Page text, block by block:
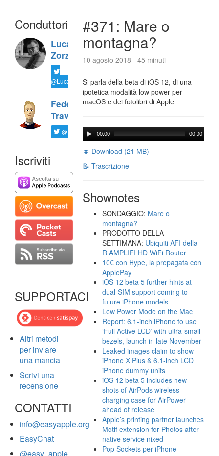
Conduttori
Luca
Zorzi
@LucaTNT
Federico
Travaini
@ftrava
Iscriviti
SUPPORTACI
Altri metodi
per inviare
una mancia
Scrivi una
recensione
CONTATTI
info@easyapple.org
EasyChat
@easy_apple
#371: Mare o
montagna?
10 agosto 2018 - 45 minuti
Si parla della beta di iOS 12, di una
ipotetica modalità low power per
macOS e dei fotolibri di Apple.
00:00 00:00
⏬ Download (21 MB)
📝 Trascrizione
Shownotes
SONDAGGIO: Mare o
montagna?
PRODOTTO DELLA
SETTIMANA: Ubiquiti AFI della
R AMPLIFI HD WiFi Router
10€ con Hype, la prepagata con
ApplePay
iOS 12 beta 5 further hints at
dual-SIM support coming to
future iPhone models
Low Power Mode on the Mac
Report: 6.1-inch iPhone to use
‘Full Active LCD’ with ultra-small
bezels, launch in late November
Leaked images claim to show
iPhone X Plus & 6.1-inch LCD
iPhone dummy units
iOS 12 beta 5 includes new
shots of AirPods wireless
charging case for AirPower
ahead of release
Apple’s printing partner launches
Motif extension for Photos after
native service nixed
Pop Sockets per iPhone